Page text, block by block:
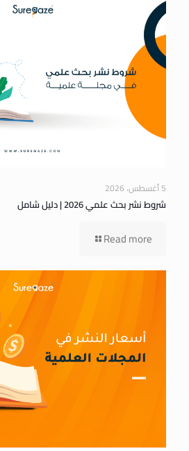
5 أغسطس، 2026
شروط نشر بحث علمي 2026 | دليل شامل
Read more